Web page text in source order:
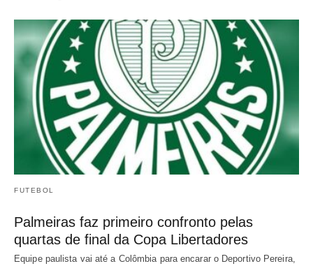
FUTEBOL
Palmeiras faz primeiro confronto pelas
quartas de final da Copa Libertadores
Equipe paulista vai até a Colômbia para encarar o Deportivo Pereira,